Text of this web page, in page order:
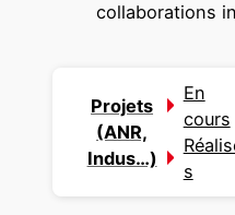
collaborations
Projets
(ANR,
Indus…)
En
cours
s